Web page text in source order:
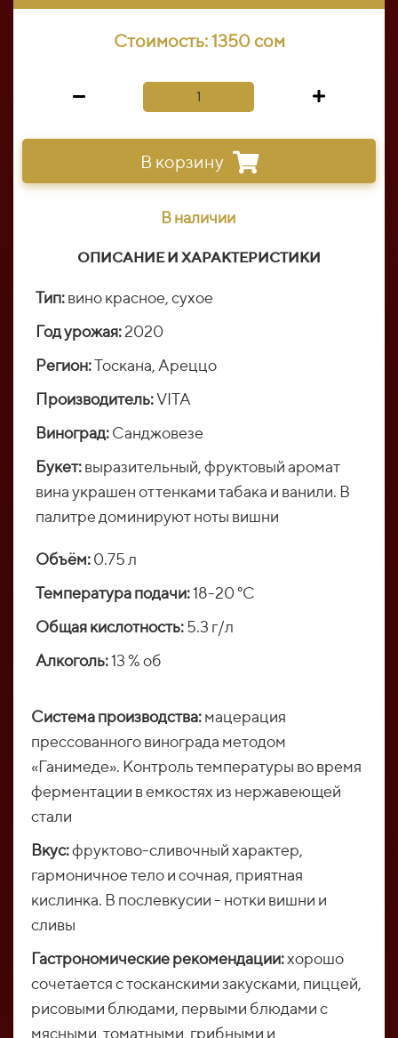
Стоимость:1350 сом
В корзину
В наличии
ОПИСАНИЕ И ХАРАКТЕРИСТИКИ
Тип:вино красное, сухое
Год урожая:2020
Регион:Тоскана, Aреццо
Производитель:VITA
Виноград:Санджовезе
Букет:выразительный, фруктовый аромат
вина украшен оттенками табака и ванили. В
палитре доминируют ноты вишни
Объём:0.75 л
Температура подачи:18-20 °C
Общая кислотность:5.3 г/л
Алкоголь:13 % об
Система производства:мацерация
прессованного винограда методом
«Ганимеде». Контроль температуры во время
ферментации в емкостях из нержавеющей
стали
Вкус:фруктово-сливочный характер,
гармоничное тело и сочная, приятная
кислинка. В послевкусии - нотки вишни и
сливы
Гастрономические рекомендации:хорошо
сочетается с тосканскими закусками, пиццей,
рисовыми блюдами, первыми блюдами с
мясными, томатными, грибными и